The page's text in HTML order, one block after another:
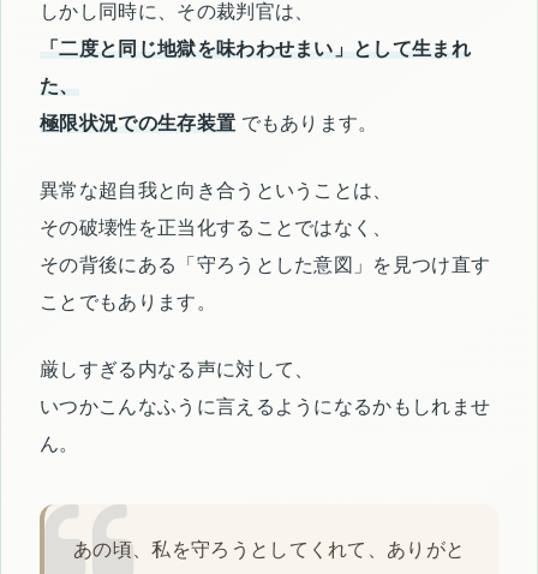
しかし同時に、その裁判官は、
「二度と同じ地獄を味わわせまい」として生まれ
た、
極限状況での生存装置 でもあります。
異常な超自我と向き合うということは、
その破壊性を正当化することではなく、
その背後にある「守ろうとした意図」を見つけ直す
ことでもあります。
厳しすぎる内なる声に対して、
いつかこんなふうに言えるようになるかもしれませ
ん。
あの頃、私を守ろうとしてくれて、ありがと